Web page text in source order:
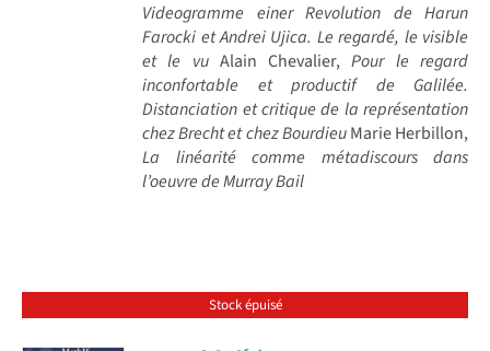
Videogramme einer Revolution de Harun
Farocki et Andrei Ujica. Le regardé, le visible
et le vuAlain Chevalier,Pour le regard
inconfortable et productif de Galilée.
Distanciation et critique de la représentation
chez Brecht et chez BourdieuMarie Herbillon,
La linéarité comme métadiscours dans
l’oeuvre de Murray Bail
Stock épuisé